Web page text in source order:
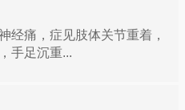
经痛，症见肢体关节重着，
手足沉重...